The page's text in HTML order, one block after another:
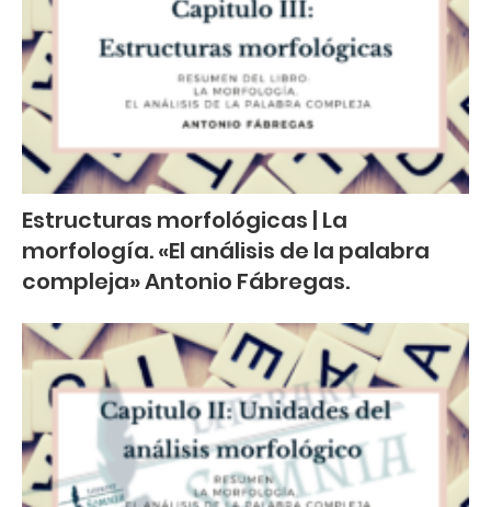
Estructuras morfológicas | La
morfología. «El análisis de la palabra
compleja» Antonio Fábregas.